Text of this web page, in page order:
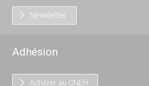
Newsletter
Adhésion
Adhérer au CNEH